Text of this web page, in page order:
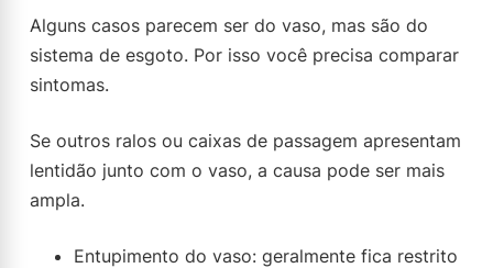
Alguns casos parecem ser do vaso, mas são do
sistema de esgoto. Por isso você precisa comparar
sintomas.
Se outros ralos ou caixas de passagem apresentam
lentidão junto com o vaso, a causa pode ser mais
ampla.
Entupimento do vaso: geralmente fica restrito